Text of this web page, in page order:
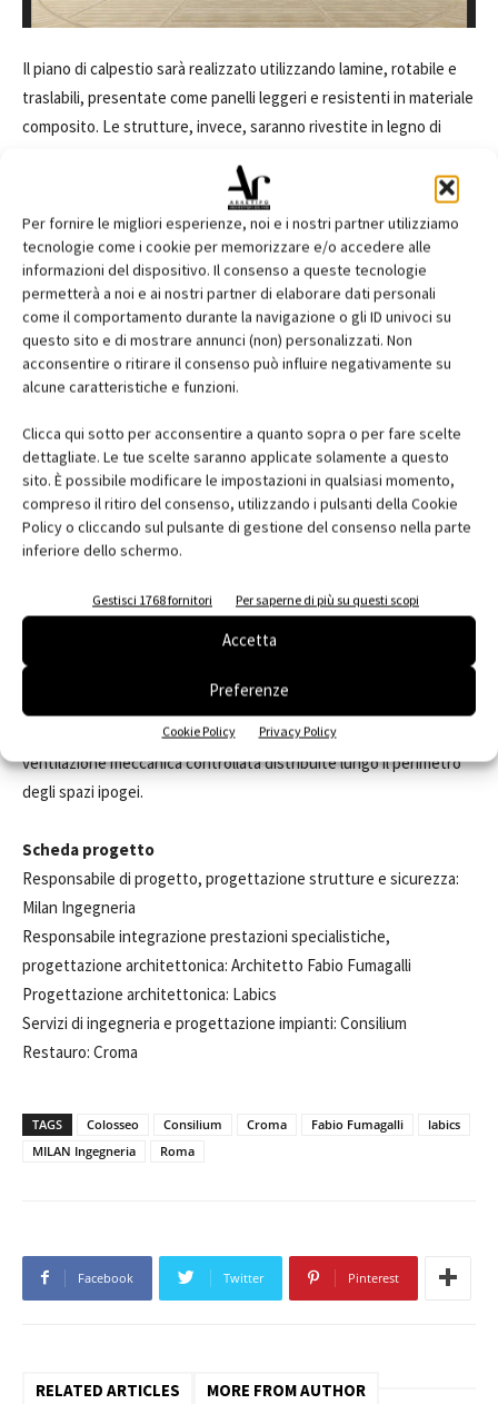
Per fornire le migliori esperienze, noi e i nostri partner utilizziamo
tecnologie come i cookie per memorizzare e/o accedere alle
informazioni del dispositivo. Il consenso a queste tecnologie
permetterà a noi e ai nostri partner di elaborare dati personali
come il comportamento durante la navigazione o gli ID univoci su
questo sito e di mostrare annunci (non) personalizzati. Non
acconsentire o ritirare il consenso può influire negativamente su
alcune caratteristiche e funzioni.
Clicca qui sotto per acconsentire a quanto sopra o per fare scelte
dettagliate. Le tue scelte saranno applicate solamente a questo
sito. È possibile modificare le impostazioni in qualsiasi momento,
compreso il ritiro del consenso, utilizzando i pulsanti della Cookie
Policy o cliccando sul pulsante di gestione del consenso nella parte
inferiore dello schermo.
Gestisci 1768 fornitori Per saperne di più su questi scopi
Accetta
Preferenze
Cookie Policy Privacy Policy
Il piano di calpestio sarà realizzato utilizzando lamine, rotabile e
traslabili, presentate come panelli leggeri e resistenti in materiale
composito. Le strutture, invece, saranno rivestite in legno di
permette di utilizzare essenze provenienti da normali colture e di
incrementarne le prestazioni, rendendolo resistente ad ogni
aggressione batterica, xilofaga e al deterioramento derivante
dagli agenti ambientali.
"Nelle diverse configurazioni, realizzate mediante l’apertura e la
movimentazione delle lame, il nuovo piano svelerà gradualmente
le strutture ipogee ai visitatori illustrandone l’articolazione e il
funzionale degli ipogei e la interattività con ciò che avveniva al di
sopra", dichiarano il Ministero della Cultura e Parco Archeologico
del Colosseo.
Le superfici saranno quindi apribili, le strutture smontabili e il
microclima interno controllato attraverso il monitoraggio dei valori
termici e idrometrici degli ambienti, in modo da proteggere il sito
archeologico.
Punto di forza, il sistema di ventilazione: se necessario, infatti, si
potrà garantire il completo ricambio d'aria del volume di aria posto
sotto il nuovo piano in soli 30 minuti attivando le unità di
ventilazione meccanica controllata distribuite lungo il perimetro
degli spazi ipogei.
Scheda progetto
Responsabile di progetto, progettazione strutture e sicurezza:
Milan Ingegneria
Responsabile integrazione prestazioni specialistiche,
progettazione architettonica: Architetto Fabio Fumagalli
Progettazione architettonica: Labics
Servizi di ingegneria e progettazione impianti: Consilium
Restauro: Croma
TAGS Colosseo Consilium Croma Fabio Fumagalli
labics
MILAN Ingegneria
Roma
Facebook Twitter Pinterest
RELATED ARTICLES MORE FROM AUTHOR